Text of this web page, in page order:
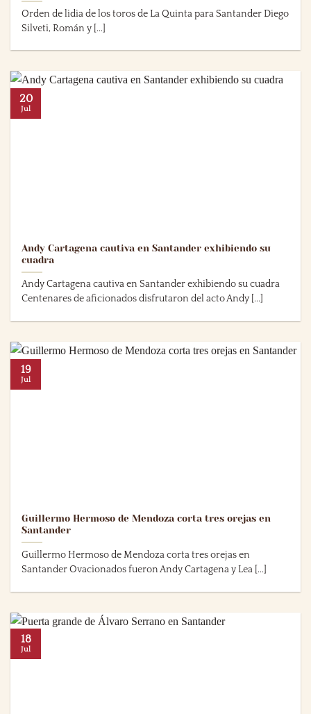
Orden de lidia de los toros de La Quinta para Santander Diego
Silveti, Román y [...]
Andy Cartagena cautiva en Santander exhibiendo su
cuadra
Andy Cartagena cautiva en Santander exhibiendo su cuadra
Centenares de aficionados disfrutaron del acto Andy [...]
20
Jul
Guillermo Hermoso de Mendoza corta tres orejas en
Santander
Guillermo Hermoso de Mendoza corta tres orejas en
Santander Ovacionados fueron Andy Cartagena y Lea [...]
19
Jul
18
Jul